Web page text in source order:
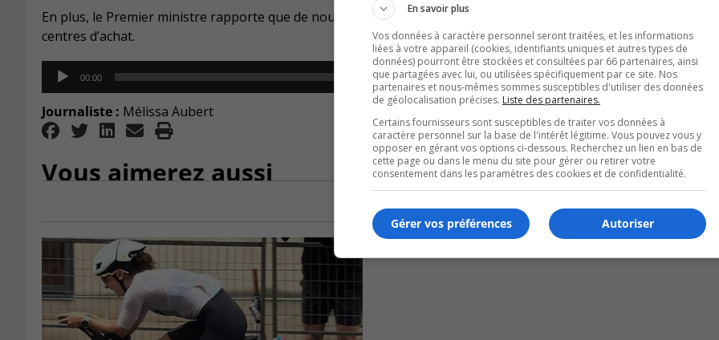
En plus, le Premier ministre rapporte que de nouvelles règles seront annoncées normalement le 2 décembre
centres d’achat.
Audio
Player
00:00 00:00
Journaliste : Mélissa Aubert
Vous aimerez aussi
En savoir plus
Vos données à caractère personnel seront traitées, et les informations
liées à votre appareil (cookies, identifiants uniques et autres types de
données) pourront être stockées et consultées par 66 partenaires, ainsi
que partagées avec lui, ou utilisées spécifiquement par ce site. Nos
partenaires et nous-mêmes sommes susceptibles d'utiliser des données
de géolocalisation précises. Liste des partenaires.
Certains fournisseurs sont susceptibles de traiter vos données à
caractère personnel sur la base de l'intérêt légitime. Vous pouvez vous y
opposer en gérant vos options ci-dessous. Recherchez un lien en bas de
cette page ou dans le menu du site pour gérer ou retirer votre
consentement dans les paramètres des cookies et de confidentialité.
Autoriser
Gérer vos préférences